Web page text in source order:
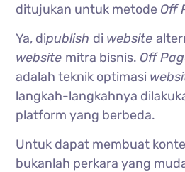
ditujukan untuk metode Off
Ya, dipublish di website
website mitra bisnis. Off
adalah teknik optimasi
langkah-langkahnya
platform yang berbeda.
Untuk dapat membuat
bukanlah perkara yang